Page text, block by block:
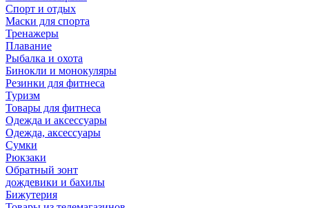
Спорт и отдых
Маски для спорта
Тренажеры
Плавание
Рыбалка и охота
Бинокли и монокуляры
Резинки для фитнеса
Туризм
Товары для фитнеса
Одежда и аксессуары
Одежда, аксессуары
Сумки
Рюкзаки
Обратный зонт
дождевики и бахилы
Бижутерия